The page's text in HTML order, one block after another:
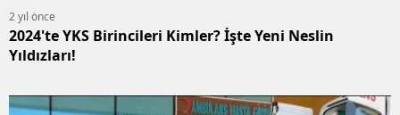
2 yıl önce
2024'te YKS Birincileri Kimler? İşte Yeni Neslin
Yıldızları!